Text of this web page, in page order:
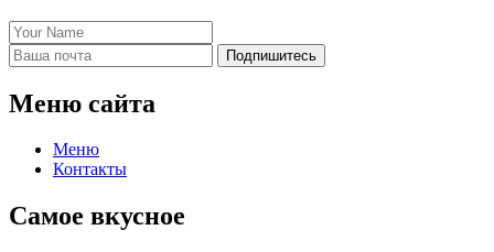
Подпишитесь
Меню сайта
Меню
Контакты
Самое вкусное